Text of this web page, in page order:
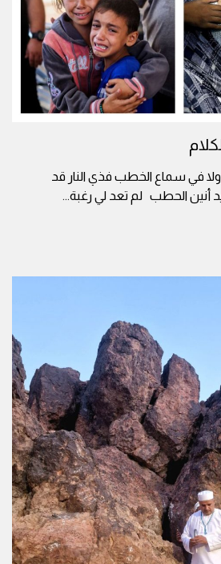
ولا في سماع الخطب فذي النار قد
أنين الحطب لم تعد لي رغبة...